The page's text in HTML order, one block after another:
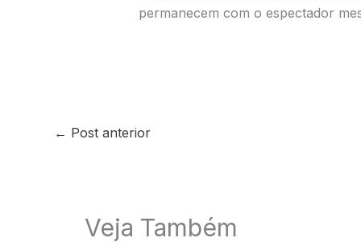
permanecem com o espectador
← Post anterior
Veja Também